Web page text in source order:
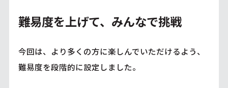
難易度を上げて、みんなで挑戦
今回は、より多くの方に楽しんでいただけるよう、
難易度を段階的に設定しました。